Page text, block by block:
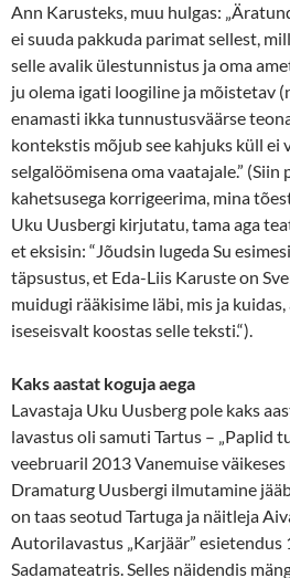
Ann Karusteks, muu hulgas:
ei suuda pakkuda parimat sellest,
selle avalik ülestunnistus ja oma
ju olema igati loogiline ja mõistetav
enamasti ikka tunnustusväärse
kontekstis mõjub see kahjuks küll ei
selgalöömisena oma vaatajale.”
kahetsusega korrigeerima, mina
Uku Uusbergi kirjutatu, tama aga
et eksisin: “Jõudsin lugeda Su
täpsustus, et Eda-Liis Karuste on
muidugi rääkisime läbi, mis ja
iseseisvalt koostas selle teksti.“).
Kaks aastat koguja aega
Lavastaja Uku Uusberg pole kaks
lavastus oli samuti Tartus – „Paplid
veebruaril 2013 Vanemuise väikeses
Dramaturg Uusbergi ilmutamine
on taas seotud Tartuga ja näitleja
Autorilavastus „Karjäär” esietendus
Sadamateatris. Selles näidendis